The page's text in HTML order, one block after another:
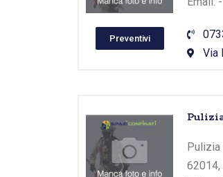
Preventivi
Via
Pulizia
62014,